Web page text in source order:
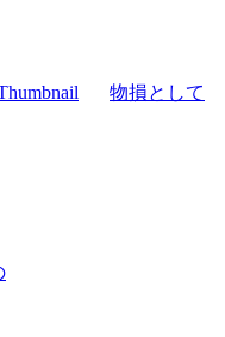
物損として